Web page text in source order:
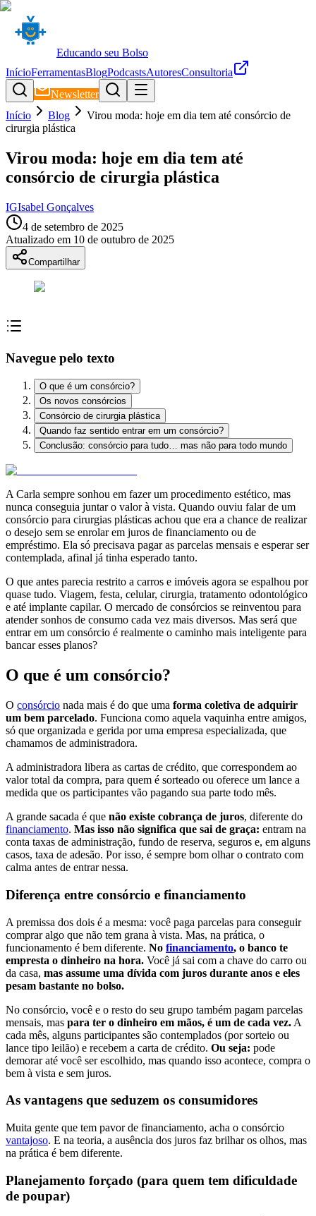
Educando seu Bolso
InícioFerramentasBlogPodcastsAutoresConsultoria
Newsletter
Início
Blog
Virou moda: hoje em dia tem até consórcio de
cirurgia plástica
Virou moda: hoje em dia tem até
consórcio de cirurgia plástica
IGIsabel Gonçalves
4 de setembro de 2025
Atualizado em 10 de outubro de 2025
Compartilhar
Navegue pelo texto
O que é um consórcio?
Os novos consórcios
Consórcio de cirurgia plástica
Quando faz sentido entrar em um consórcio?
Conclusão: consórcio para tudo… mas não para todo mundo
A Carla sempre sonhou em fazer um procedimento estético, mas
nunca conseguia juntar o valor à vista. Quando ouviu falar de um
consórcio para cirurgias plásticas achou que era a chance de realizar
o desejo sem se enrolar em juros de financiamento ou de
empréstimo. Ela só precisava pagar as parcelas mensais e esperar ser
contemplada, afinal já tinha esperado tanto.
O que antes parecia restrito a carros e imóveis agora se espalhou por
quase tudo. Viagem, festa, celular, cirurgia, tratamento odontológico
e até implante capilar. O mercado de consórcios se reinventou para
atender sonhos de consumo cada vez mais diversos. Mas será que
entrar em um consórcio é realmente o caminho mais inteligente para
bancar esses planos?
O que é um consórcio?
O consórcio nada mais é do que uma forma coletiva de adquirir
um bem parcelado. Funciona como aquela vaquinha entre amigos,
só que organizada e gerida por uma empresa especializada, que
chamamos de administradora.
A administradora libera as cartas de crédito, que correspondem ao
valor total da compra, para quem é sorteado ou oferece um lance a
medida que os participantes vão pagando sua parte todo mês.
A grande sacada é que não existe cobrança de juros, diferente do
financiamento. Mas isso não significa que sai de graça: entram na
conta taxas de administração, fundo de reserva, seguros e, em alguns
casos, taxa de adesão. Por isso, é sempre bom olhar o contrato com
calma antes de entrar nessa.
Diferença entre consórcio e financiamento
A premissa dos dois é a mesma: você paga parcelas para conseguir
comprar algo que não tem grana à vista. Mas, na prática, o
funcionamento é bem diferente. No financiamento, o banco te
empresta o dinheiro na hora. Você já sai com a chave do carro ou
da casa, mas assume uma dívida com juros durante anos e eles
pesam bastante no bolso.
No consórcio, você e o resto do seu grupo também pagam parcelas
mensais, mas para ter o dinheiro em mãos, é um de cada vez. A
cada mês, alguns participantes são contemplados (por sorteio ou
lance tipo leilão) e recebem a carta de crédito. Ou seja: pode
demorar até você ser escolhido, mas quando isso acontece, compra o
bem à vista e sem juros.
As vantagens que seduzem os consumidores
Muita gente que tem pavor de financiamento, acha o consórcio
vantajoso. E na teoria, a ausência dos juros faz brilhar os olhos, mas
na prática é bem diferente.
Planejamento forçado (para quem tem dificuldade
de poupar)